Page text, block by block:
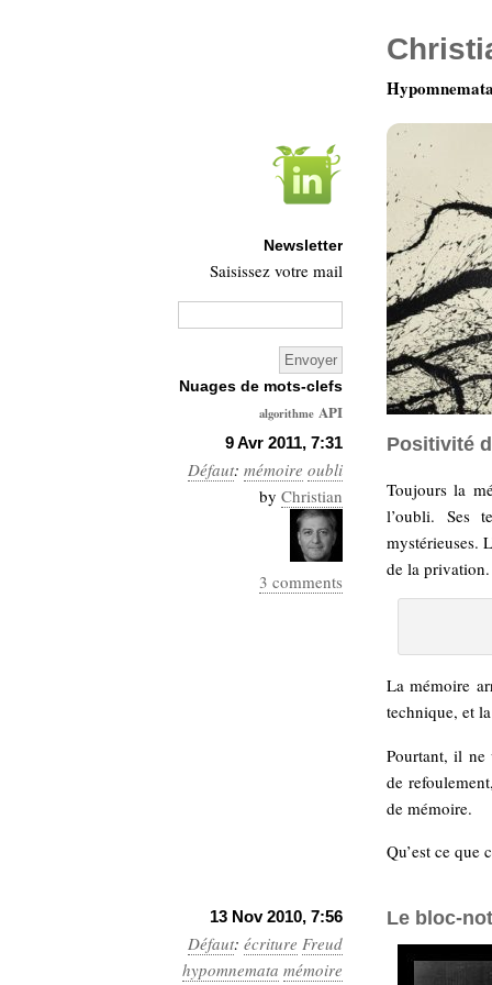
9 Avr 2011, 7:31
Défaut: mémoire oubli
by Christian
3 comments
Positivité
Toujours la
l’oubli. Ses
mystérieuses.
de la privation.
La mémoire
technique, et
Pourtant, il ne
de
de mémoire.
Qu’est ce que
13 Nov 2010, 7:56
Défaut: écriture Freud
hypomnemata mémoire
Le bloc-
Newsletter
Saisissez votre mail
Nuages de mots-clefs
algorithme API
Architecture
Ars-
Industrialis
business_model
cinéma
2.0google
grammatisation
humeur